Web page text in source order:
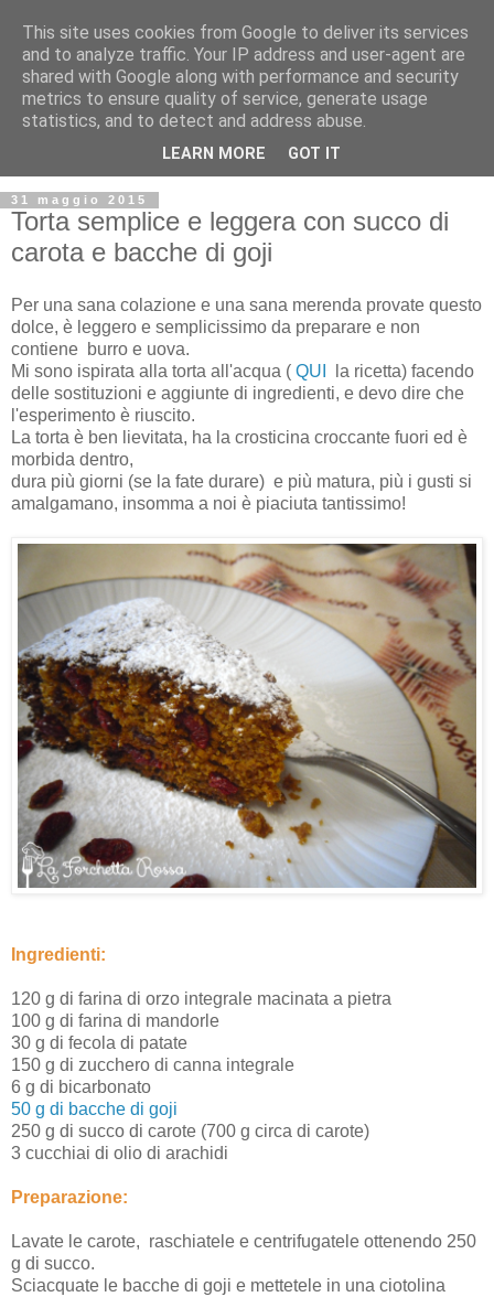
31 maggio 2015
Torta semplice e leggera con succo di
carota e bacche di goji
Per una sana colazione e una sana merenda provate questo
dolce, è leggero e semplicissimo da preparare e non
contiene burro e uova.
Mi sono ispirata alla torta all'acqua ( QUI
la ricetta) facendo
delle sostituzioni e aggiunte di ingredienti, e devo dire che
l'esperimento è riuscito.
La torta è ben lievitata, ha la crosticina croccante fuori ed è
morbida dentro,
dura più giorni (se la fate durare) e più matura, più i gusti si
amalgamano, insomma a noi è piaciuta tantissimo!
Ingredienti:
120 g di farina di orzo integrale macinata a pietra
100 g di farina di mandorle
30 g di fecola di patate
150 g di zucchero di canna integrale
6 g di bicarbonato
50 g di bacche di goji
250 g di succo di carote (700 g circa di carote)
3 cucchiai di olio di arachidi
Preparazione:
Lavate le carote, raschiatele e centrifugatele ottenendo 250
g di succo.
Sciacquate le bacche di goji e mettetele in una ciotolina
This site uses cookies from Google to deliver its services
and to analyze traffic. Your IP address and user-agent are
shared with Google along with performance and security
metrics to ensure quality of service, generate usage
statistics, and to detect and address abuse.
LEARN MORE GOT IT